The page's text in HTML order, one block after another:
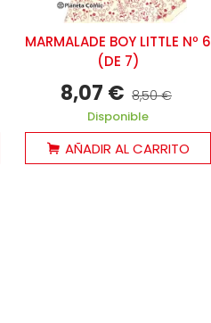
MARMALADE BOY LITTLE Nº 6
(DE 7)
8,07 € 8,50 €
Disponible
AÑADIR AL CARRITO